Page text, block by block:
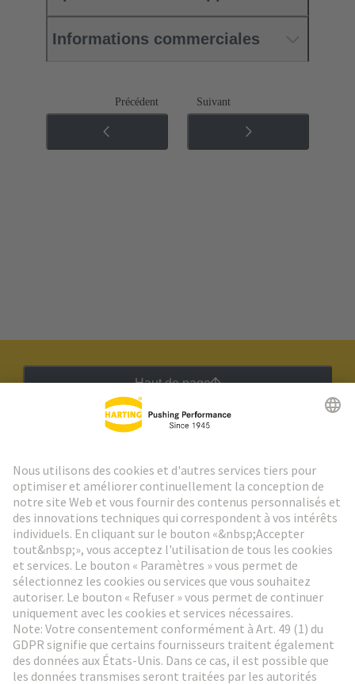
Informations commerciales
Précédent Suivant
Haut de page
Aller à l'inscription
Social Media